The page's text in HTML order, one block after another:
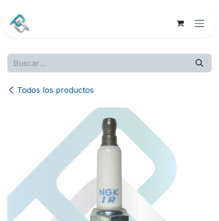
Todos los productos